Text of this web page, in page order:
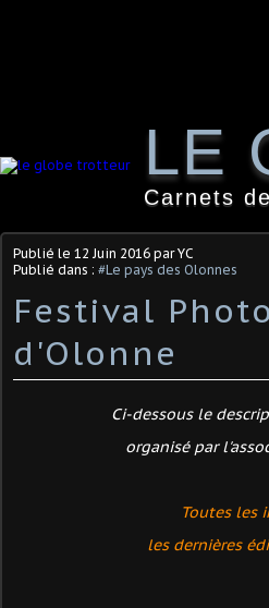
LE
Carnets
Publié le 12 Juin 2016 par YC
Publié dans : #Le pays des Olonnes
Festival
d'Olonne
Ci-dessous le
organisé par
Toutes les
les dernières